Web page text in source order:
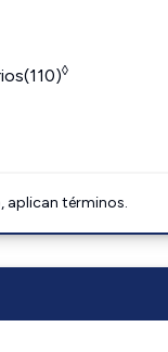
◊
aplican términos.